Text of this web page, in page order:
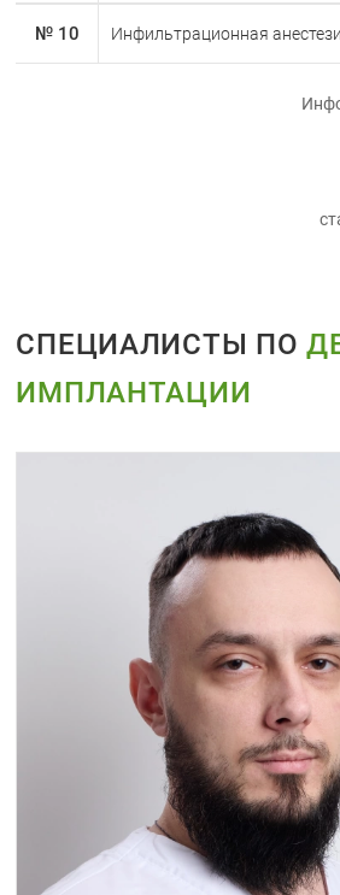
№ 10 Инфильтрационная
СПЕЦИАЛИСТЫ ПО
ИМПЛАНТАЦИИ